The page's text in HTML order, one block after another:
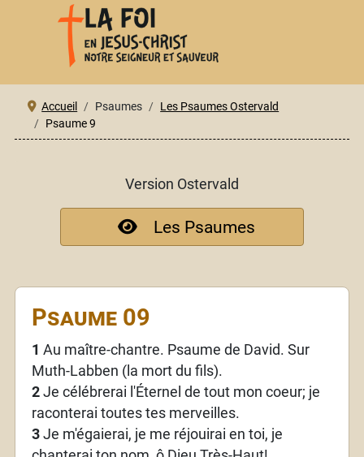
Accueil Psaumes
Les Psaumes Ostervald
Psaume 9
Version Ostervald
Les Psaumes
Psaume 09
1 Au maître-chantre. Psaume de David. Sur
Muth-Labben (la mort du fils).
2Je célébrerai l'Éternel de tout mon coeur; je
raconterai toutes tes merveilles.
3Je m'égaierai, je me réjouirai en toi, je